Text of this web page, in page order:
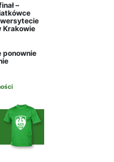
–
Krakowie
ponownie